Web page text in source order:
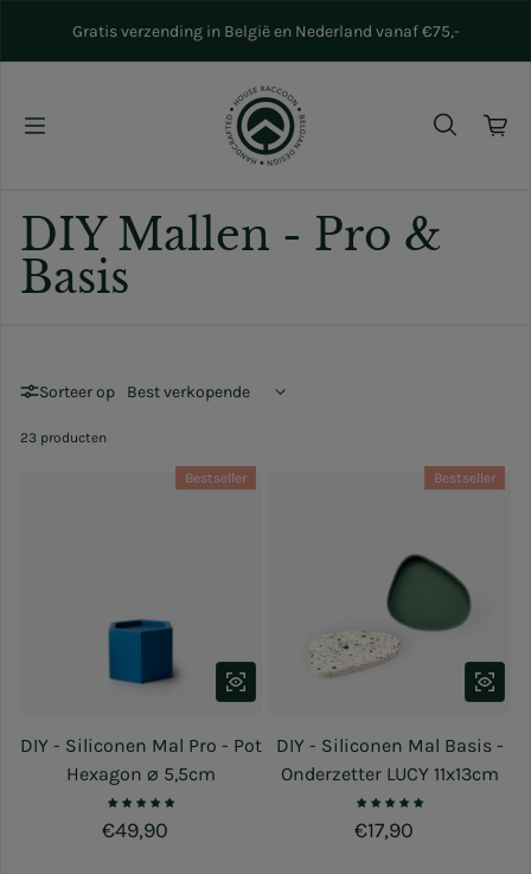
Gratis verzending in België en Nederland vanaf €75,-
DIY Mallen - Pro &
Basis
Sorteer op
23 producten
Bestseller
DIY - Siliconen Mal Pro - Pot
Hexagon ⌀ 5,5cm
Normale prijs
€49,90
Bestseller
DIY - Siliconen Mal Basis -
Onderzetter LUCY 11x13cm
Normale prijs
€17,90